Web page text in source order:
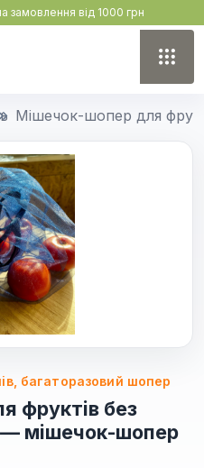
замовлення від 1000 грн
Мішечок-шопер для
багаторазовий шопер
фруктів без
— мішечок-шопер